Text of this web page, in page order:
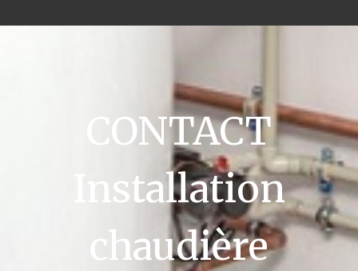
CONTACT
Installation
chaudière